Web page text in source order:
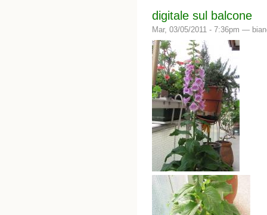
digitale sul balcone
Mar, 03/05/2011 - 7:36pm —